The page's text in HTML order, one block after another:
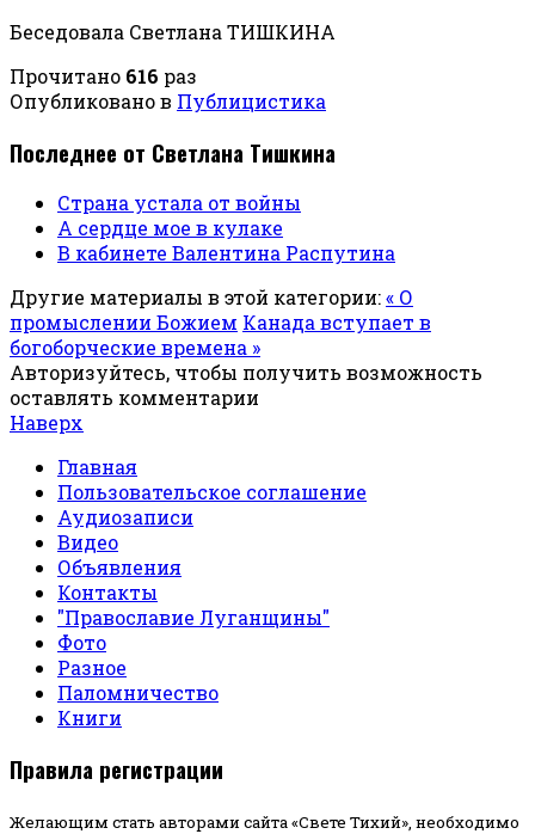
Беседовала Светлана ТИШКИНА
Прочитано 616 раз
Опубликовано в Публицистика
Последнее от Светлана Тишкина
Страна устала от войны
А сердце мое в кулаке
В кабинете Валентина Распутина
Другие материалы в этой категории:« О
промыслении Божием Канада вступает в
богоборческие времена »
Авторизуйтесь, чтобы получить возможность
оставлять комментарии
Наверх
Главная
Пользовательское соглашение
Аудиозаписи
Видео
Объявления
Контакты
"Православие Луганщины"
Фото
Разное
Паломничество
Книги
Правила регистрации
Желающим стать авторами сайта «Свете Тихий», необходимо